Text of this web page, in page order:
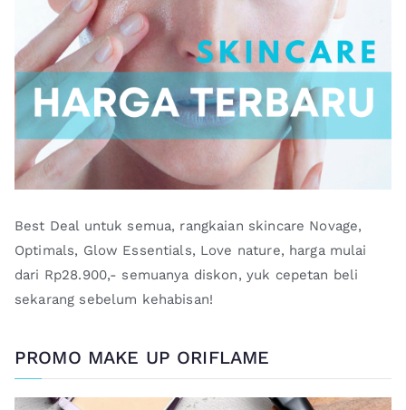
Best Deal untuk semua, rangkaian skincare Novage,
Optimals, Glow Essentials, Love nature, harga mulai
dari Rp28.900,- semuanya diskon, yuk cepetan beli
sekarang sebelum kehabisan!
PROMO MAKE UP ORIFLAME